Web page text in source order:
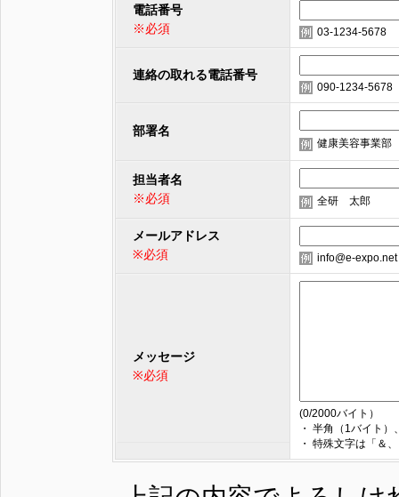
電話番号
※必須
03-1234-5678
連絡の取れる電話番号
090-1234-5678
部署名
健康美容事業部
担当者名
※必須
全研 太郎
メールアドレス
※必須
info@e-expo.net
メッセージ
※必須
(0/2000バイト）
・ 半角（1バイト
・ 特殊文字は「＆